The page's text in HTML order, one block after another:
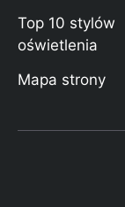
Top 10 stylów
oświetlenia
Mapa strony